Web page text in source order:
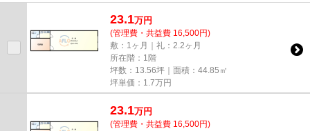
す。令和7年築の物件となってお...
23.1万円
(管理費・共益費 16,500円)
敷：1ヶ月｜礼：2.2ヶ月
所在階：1階
坪数：13.56坪｜面積：44.85㎡
坪単価： 1.7万円
23.1万円
(管理費・共益費 16,500円)